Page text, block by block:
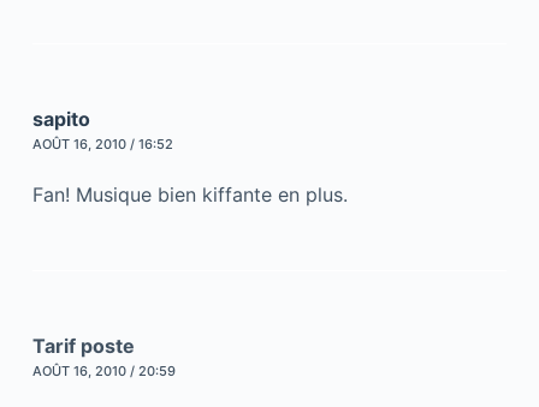
sapito
AOÛT 16, 2010 / 16:52
Fan! Musique bien kiffante en plus.
Tarif poste
AOÛT 16, 2010 / 20:59